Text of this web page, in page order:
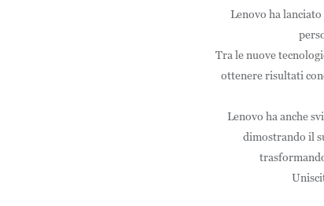
Lenovo ha
Tra le nuove
ottenere risultati
Lenovo ha anche
dimostrando il